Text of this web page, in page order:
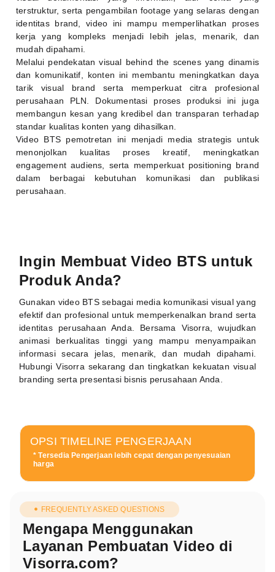
terstruktur, serta pengambilan footage yang selaras dengan
identitas brand, video ini mampu memperlihatkan proses
kerja yang kompleks menjadi lebih jelas, menarik, dan
mudah dipahami.
Melalui pendekatan visual behind the scenes yang dinamis
dan komunikatif, konten ini membantu meningkatkan daya
tarik visual brand serta memperkuat citra profesional
perusahaan PLN . Dokumentasi proses produksi ini juga
membangun kesan yang kredibel dan transparan terhadap
standar kualitas konten yang dihasilkan.
Video BTS pemotretan ini menjadi media strategis untuk
menonjolkan kualitas proses kreatif, meningkatkan
engagement audiens, serta memperkuat positioning brand
dalam berbagai kebutuhan komunikasi dan publikasi
perusahaan.
Ingin Membuat Video BTS untuk
Produk Anda?
Gunakan video BTS sebagai media komunikasi visual yang
efektif dan profesional untuk memperkenalkan brand serta
identitas perusahaan Anda. Bersama Visorra, wujudkan
animasi berkualitas tinggi yang mampu menyampaikan
informasi secara jelas, menarik, dan mudah dipahami.
Hubungi Visorra sekarang dan tingkatkan kekuatan visual
branding serta presentasi bisnis perusahaan Anda.
OPSI TIMELINE PENGERJAAN
* Tersedia Pengerjaan lebih cepat dengan penyesuaian
harga
FREQUENTLY ASKED QUESTIONS
Mengapa Menggunakan
Layanan Pembuatan Video di
Visorra.com?